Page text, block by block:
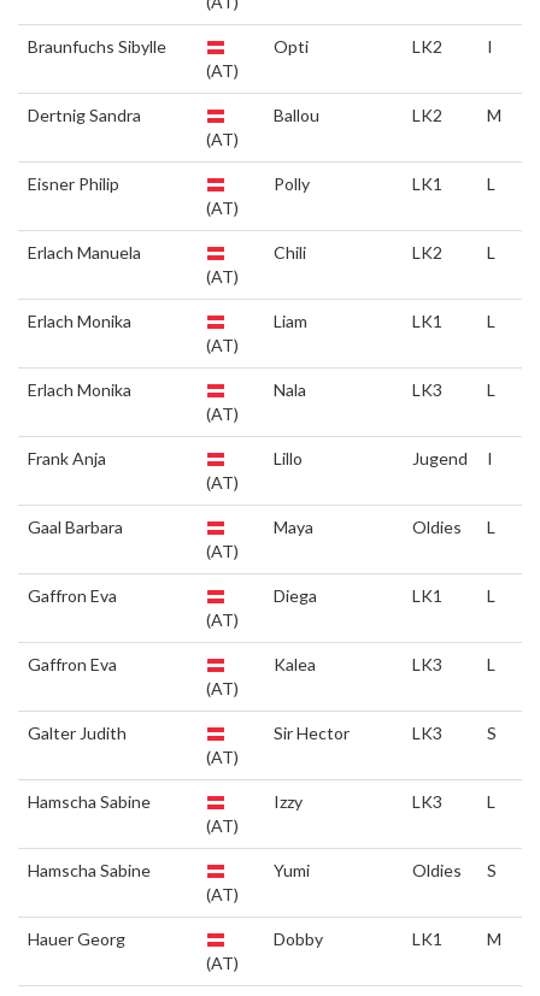
Braunfuchs Sibylle
(AT)
Opti LK2 I
Dertnig Sandra
(AT)
Ballou LK2 M
Eisner Philip
(AT)
Polly LK1 L
Erlach Manuela
(AT)
Chili LK2 L
Erlach Monika
(AT)
Liam LK1 L
Erlach Monika
(AT)
Nala LK3 L
Frank Anja
(AT)
Lillo Jugend I
Gaal Barbara
(AT)
Maya Oldies L
Gaffron Eva
(AT)
Diega LK1 L
Gaffron Eva
(AT)
Kalea LK3 L
Galter Judith
(AT)
Sir Hector LK3 S
Hamscha Sabine
(AT)
Izzy LK3 L
Hamscha Sabine
(AT)
Yumi Oldies S
Hauer Georg
(AT)
Dobby LK1 M